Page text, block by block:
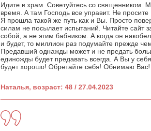
Идите в храм. Советуйтесь со священником.
время. А там Господь все управит. Не
Я прошла такой же путь как и Вы. Просто
силам не посылает испытаний. Читайте сайт
собой, а не этим бабником. А когда он
и будет, то миллион раз подумайте прежде
Предавший однажды может и не предать
единожды будет предавать всегда. А Вы у
будет хорошо! Обретайте себя! Обнимаю
Наталья, возраст: 48 / 27.04.2023